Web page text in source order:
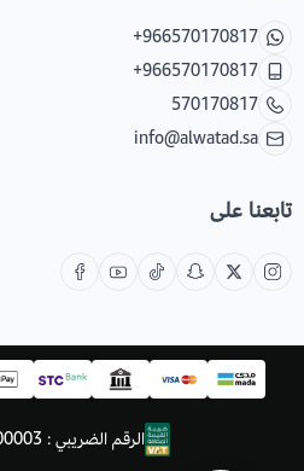
+966570170817
+966570170817
570170817
info@alwatad.sa
تابعنا على
الرقم الضريبي : 311724991500003